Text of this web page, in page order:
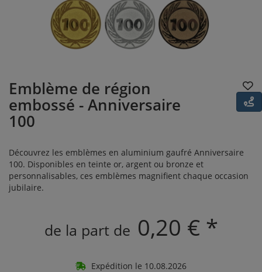
Emblème de région
embossé - Anniversaire
100
Découvrez les emblèmes en aluminium gaufré Anniversaire
100. Disponibles en teinte or, argent ou bronze et
personnalisables, ces emblèmes magnifient chaque occasion
jubilaire.
de la part de 0,20 € *
Expédition le 10.08.2026